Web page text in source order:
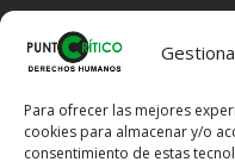
Para ofrecer las mejores
cookies para almacenar y/o
consentimiento de estas
NORMAS DE
veraces, fundamentados
2.- Se EXPRESAN
pero tampoco han de ser